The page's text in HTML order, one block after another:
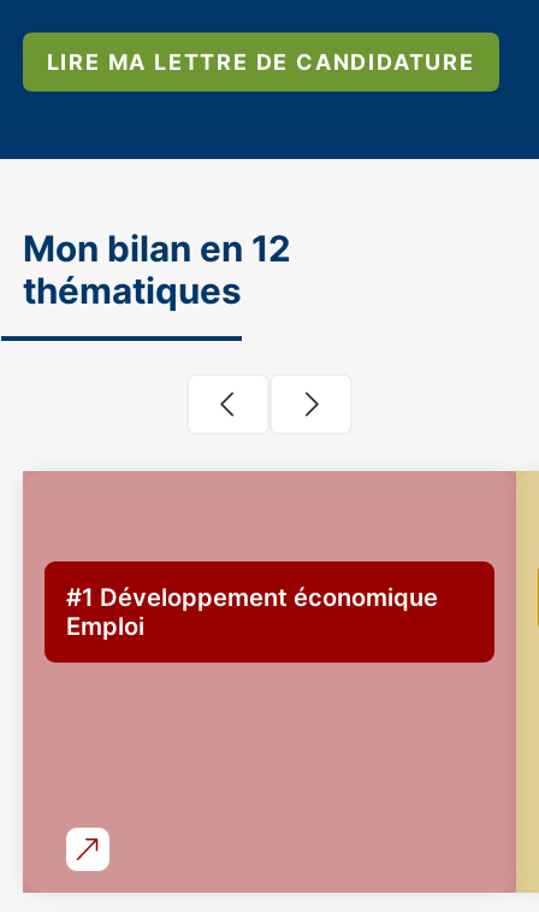
LIRE MA LETTRE DE CANDIDATURE
Mon bilan en 12
thématiques
#1 Développement économique
Emploi